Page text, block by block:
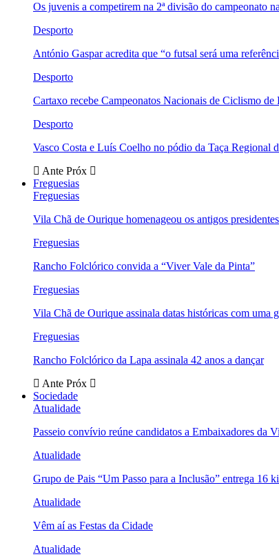
Os juvenis a competirem na 2ª divisão do campeonato
Desporto
António Gaspar acredita que “o futsal será uma
Desporto
Cartaxo recebe Campeonatos Nacionais de Ciclismo
Desporto
Vasco Costa e Luís Coelho no pódio da Taça Regional
Ante Próx
Freguesias
Freguesias
Vila Chã de Ourique homenageou os antigos
Freguesias
Rancho Folclórico convida a “Viver Vale da Pinta”
Freguesias
Vila Chã de Ourique assinala datas históricas com uma
Freguesias
Rancho Folclórico da Lapa assinala 42 anos a dançar
Ante Próx
Sociedade
Atualidade
Passeio convívio reúne candidatos a Embaixadores da
Atualidade
Grupo de Pais “Um Passo para a Inclusão” entrega 16
Atualidade
Vêm aí as Festas da Cidade
Atualidade